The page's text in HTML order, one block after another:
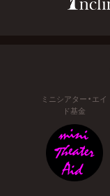
ミニシアター・エイ
ド基金